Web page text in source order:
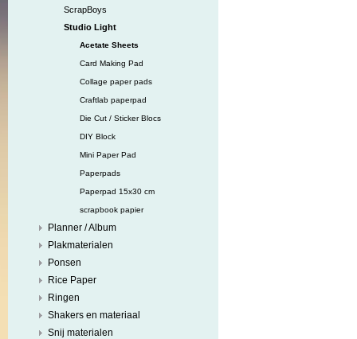
ScrapBoys
Studio Light
Acetate Sheets
Card Making Pad
Collage paper pads
Craftlab paperpad
Die Cut / Sticker Blocs
DIY Block
Mini Paper Pad
Paperpads
Paperpad 15x30 cm
scrapbook papier
Planner / Album
Plakmaterialen
Ponsen
Rice Paper
Ringen
Shakers en materiaal
Snij materialen